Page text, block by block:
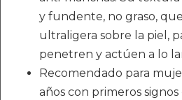
y fundente, no graso,
ultraligera sobre la piel,
penetren y actúen a lo
Recomendado para
años con primeros